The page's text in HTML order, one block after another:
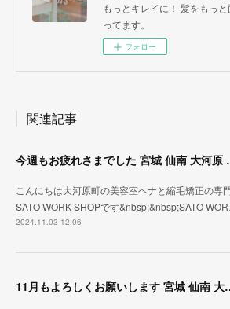
もっとキレイに！ 髪をもっ
ってます。
フォロー
関連記事
今週もお疲れさま
こんにちは大河原町の美容室ヘナと縮毛矯正の専
SATO WORK SHOPです&nbsp;&nbsp;SATO
2024.11.03 12:06
11月もよろしくお願いしま